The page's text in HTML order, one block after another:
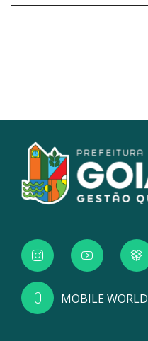
MOBILE WORLD